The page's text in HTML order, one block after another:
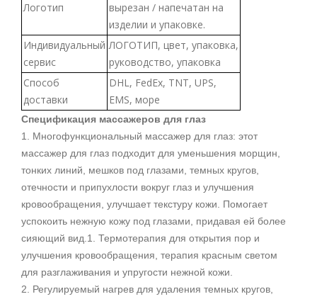
Логотип
вырезан / напечатан на
изделии и упаковке.
Индивидуальный
сервис
ЛОГОТИП, цвет, упаковка,
руководство, упаковка
Способ
доставки
DHL, FedEx, TNT, UPS,
EMS, море
Спецификация массажеров для глаз
1. Многофункциональный массажер для глаз: этот
массажер для глаз подходит для уменьшения морщин,
тонких линий, мешков под глазами, темных кругов,
отечности и припухлости вокруг глаз и улучшения
кровообращения, улучшает текстуру кожи. Помогает
успокоить нежную кожу под глазами, придавая ей более
сияющий вид.1. Термотерапия для открытия пор и
улучшения кровообращения, терапия красным светом
для разглаживания и упругости нежной кожи.
2. Регулируемый нагрев для удаления темных кругов,